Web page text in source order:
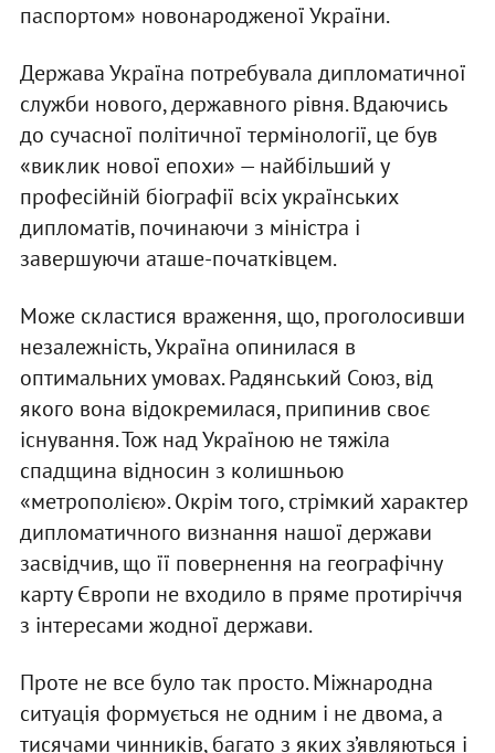
паспортом» новонародженої України.
Держава Україна потребувала дипломатичної
служби нового, державного рівня. Вдаючись
до сучасної політичної термінології, це був
«виклик нової епохи» — найбільший у
професійній біографії всіх українських
дипломатів, починаючи з міністра і
завершуючи аташе-початківцем.
Може скластися враження, що, проголосивши
незалежність, Україна опинилася в
оптимальних умовах. Радянський Союз, від
якого вона відокремилася, припинив своє
існування. Тож над Україною не тяжіла
спадщина відносин з колишньою
«метрополією». Окрім того, стрімкий характер
дипломатичного визнання нашої держави
засвідчив, що її повернення на географічну
карту Європи не входило в пряме протиріччя
з інтересами жодної держави.
Проте не все було так просто. Міжнародна
ситуація фор­мується не одним і не двома, а
тисячами чинників, багато з яких з’являються і